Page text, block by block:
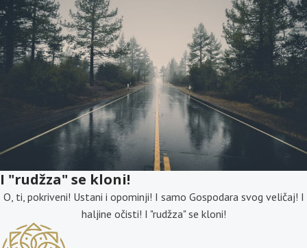
I "rudžza" se kloni!
O, ti, pokriveni! Ustani i opominji! I samo Gospodara svog veličaj! I
haljine očisti! I "rudžza" se kloni!